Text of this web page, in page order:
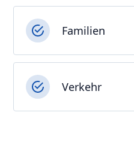
Familien
Verkehr